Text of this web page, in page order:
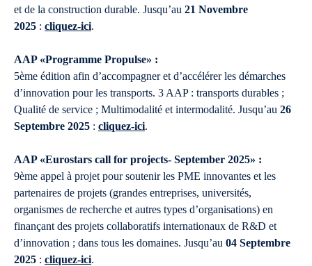
et de la construction durable. Jusqu’au 21 Novembre
2025 : cliquez-ici.
AAP «Programme Propulse» :
5ème édition afin d’accompagner et d’accélérer les démarches
d’innovation pour les transports. 3 AAP : transports durables ;
Qualité de service ; Multimodalité et intermodalité. Jusqu’au 26
Septembre 2025 : cliquez-ici.
AAP «Eurostars call for projects- September 2025» :
9ème appel à projet pour soutenir les PME innovantes et les
partenaires de projets (grandes entreprises, universités,
organismes de recherche et autres types d’organisations) en
finançant des projets collaboratifs internationaux de R&D et
d’innovation ; dans tous les domaines. Jusqu’au 04 Septembre
2025 : cliquez-ici.